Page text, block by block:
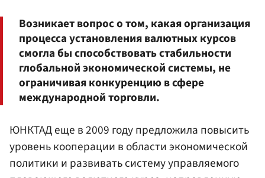
Возникает вопрос о том, какая организация
процесса установления валютных курсов
смогла бы способствовать стабильности
глобальной экономической системы, не
ограничивая конкуренцию в сфере
международной торговли.
ЮНКТАД еще в 2009 году предложила повысить
уровень кооперации в области экономической
политики и развивать систему управляемого